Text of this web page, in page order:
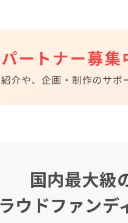
国内最大級
ウドファンデ